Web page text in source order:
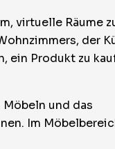
virtuelle Räume
der
ein Produkt zu
und das
Im